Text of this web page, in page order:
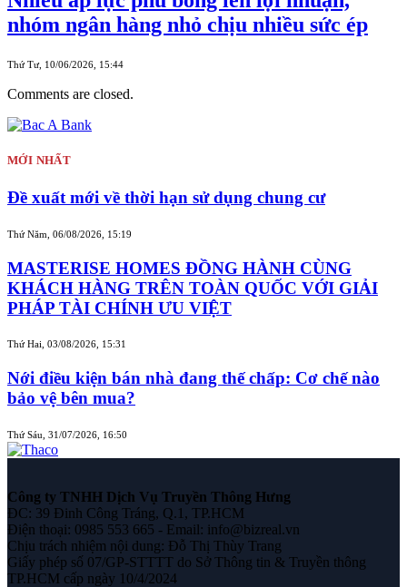
nhóm ngân hàng nhỏ chịu nhiều sức ép
Thứ Tư, 10/06/2026, 15:44
Comments are closed.
MỚI NHẤT
Đề xuất mới về thời hạn sử dụng chung cư
Thứ Năm, 06/08/2026, 15:19
MASTERISE HOMES ĐỒNG HÀNH CÙNG
KHÁCH HÀNG TRÊN TOÀN QUỐC VỚI GIẢI
PHÁP TÀI CHÍNH ƯU VIỆT
Thứ Hai, 03/08/2026, 15:31
Nới điều kiện bán nhà đang thế chấp: Cơ chế nào
bảo vệ bên mua?
Thứ Sáu, 31/07/2026, 16:50
Công ty TNHH Dịch Vụ Truyền Thông Hưng
ĐC: 39 Đinh Công Tráng, Q.1, TP.HCM
Điện thoại: 0985 553 665 - Email: info@bizreal.vn
Chịu trách nhiệm nội dung: Đỗ Thị Thùy Trang
Giấy phép số 07/GP-STTTT do Sở Thông tin & Truyền thông
TP.HCM cấp ngày 10/4/2024